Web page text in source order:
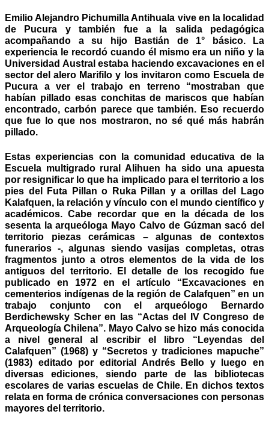
Emilio Alejandro Pichumilla Antihuala vive en la localidad
de Pucura y también fue a la salida pedagógica
acompañando a su hijo Bastián de 1° básico. La
experiencia le recordó cuando él mismo era un niño y la
Universidad Austral estaba haciendo excavaciones en el
sector del alero Marifilo y los invitaron como Escuela de
Pucura a ver el trabajo en terreno “mostraban que
habían pillado esas conchitas de mariscos que habían
encontrado, carbón parece que también. Eso recuerdo
que fue lo que nos mostraron, no sé qué más habrán
pillado.
Estas experiencias con la comunidad educativa de la
Escuela multigrado rural Alihuen ha sido una apuesta
por resignificar lo que ha implicado para el territorio a los
pies del Futa Pillan o Ruka Pillan y a orillas del Lago
Kalafquen, la relación y vínculo con el mundo científico y
académicos. Cabe recordar que en la década de los
sesenta la arqueóloga Mayo Calvo de Gúzman sacó del
territorio piezas cerámicas – algunas de contextos
funerarios -, algunas siendo vasijas completas, otras
fragmentos junto a otros elementos de la vida de los
antiguos del territorio. El detalle de los recogido fue
publicado en 1972 en el artículo “Excavaciones en
cementerios indígenas de la región de Calafquen” en un
trabajo conjunto con el arqueólogo Bernardo
Berdichewsky Scher en las “Actas del IV Congreso de
Arqueología Chilena”. Mayo Calvo se hizo más conocida
a nivel general al escribir el libro “Leyendas del
Calafquen” (1968) y “Secretos y tradiciones mapuche”
(1983) editado por editorial Andrés Bello y luego en
diversas ediciones, siendo parte de las bibliotecas
escolares de varias escuelas de Chile. En dichos textos
relata en forma de crónica conversaciones con personas
mayores del territorio.